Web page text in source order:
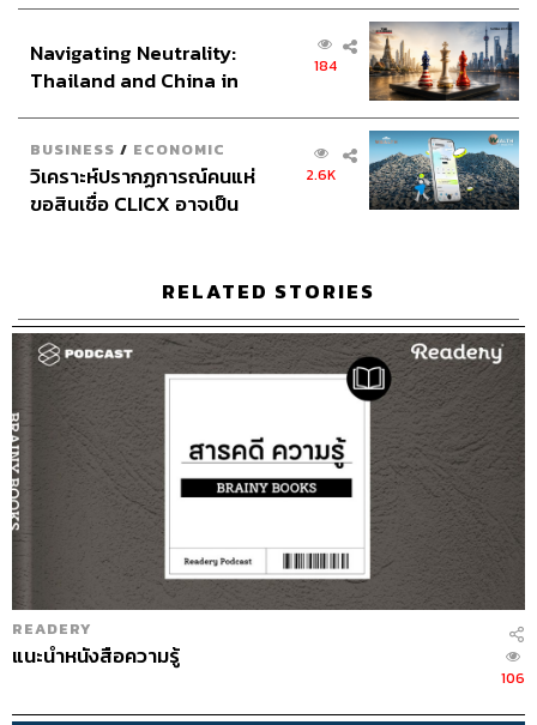
Archive Officerชริน ธนอุดมกรณ์, อาทิตยา อิสสรานุสรณ์,
ฉัฐนภา โพธิ์เงิน
TAGS: Podcast พอดแคสต์
The Standard Podcast
1.4K
ABOUT THE HOST
THE STANDARD PODCAST
ทีมงาน THE STANDARD PODCAST
อินโดนีเซีย
Navigating Neutrality:
Thailand and China in
184
BUSINESS / ECONOMIC
วิเคราะห์ปรากฏการณ์คนแห่
ขอสินเชื่อ CLICX อาจเป็น
2.6K
RELATED STORIES
READERY
แนะนำหนังสือความรู้
106